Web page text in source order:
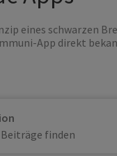
eines schwarzen
App direkt
finden